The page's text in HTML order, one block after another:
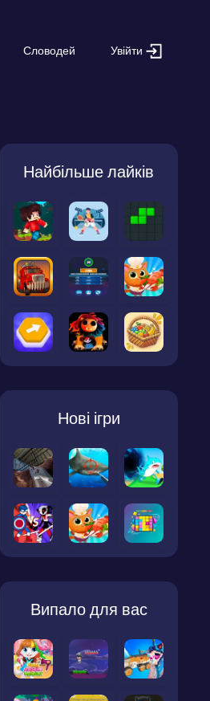
Словодей Увійти
Найбільше лайків
Нові ігри
Випало для вас